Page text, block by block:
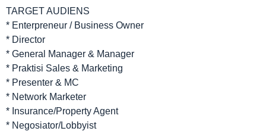
TARGET AUDIENS
* Enterpreneur / Business Owner
* Director
* General Manager & Manager
* Praktisi Sales & Marketing
* Presenter & MC
* Network Marketer
* Insurance/Property Agent
* Negosiator/Lobbyist